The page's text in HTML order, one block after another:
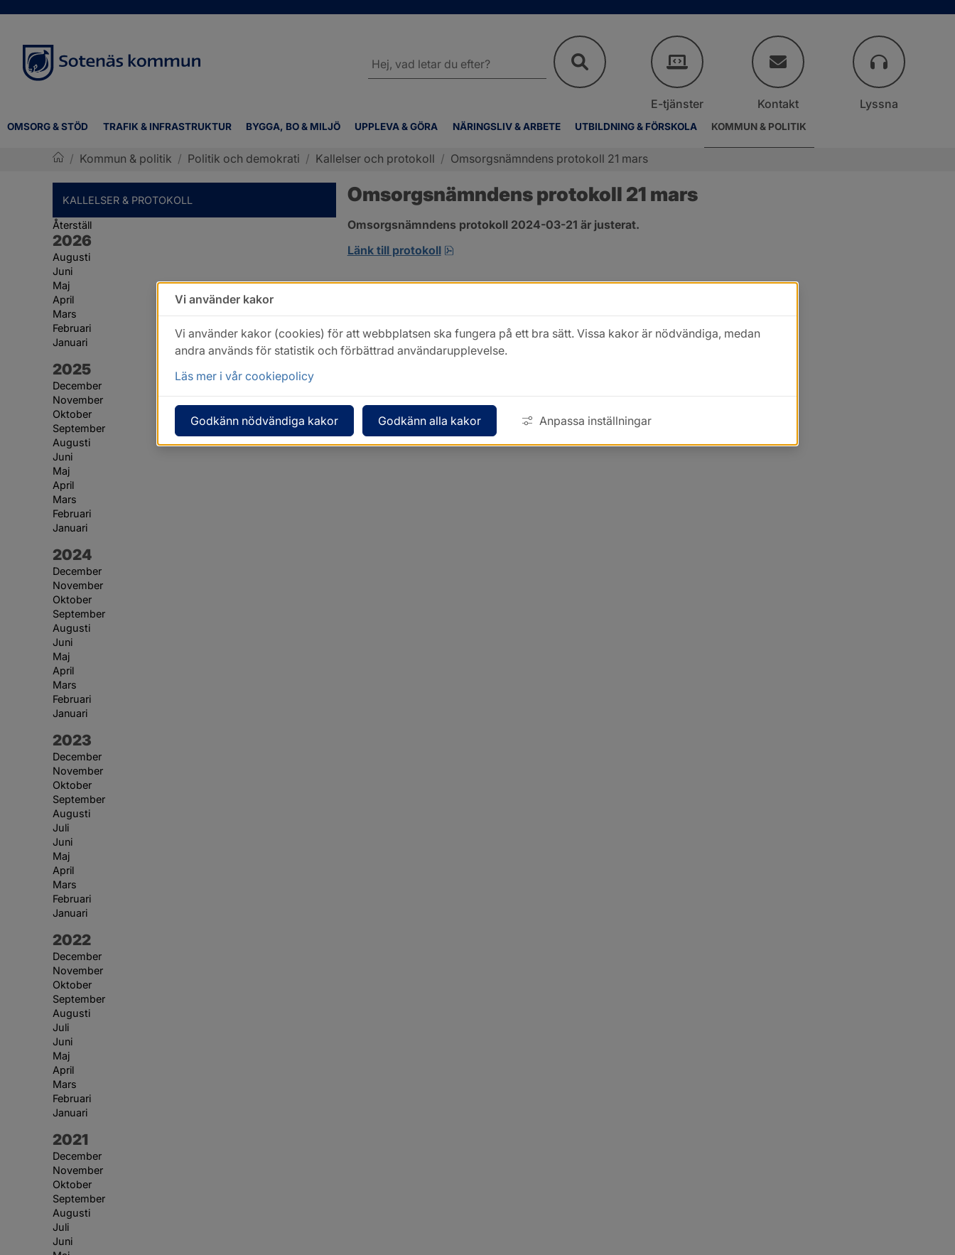
OMSORG & STÖD TRAFIK & INFRASTRUKTUR BYGGA, BO & MILJÖ UPPLEVA & GÖRA NÄRINGSLIV & ARBETE UTBILDNING & FÖRSKOLA KOMMUN & POLITIK
webbplatsen
E-tjänster Kontakt Lyssna
/ Kommun & politik / Politik och demokrati / Kallelser och protokoll / Omsorgsnämndens protokoll 21 mars
KALLELSER & PROTOKOLL
Återställ
År:
2026
Augusti
Juni
Maj
April
Mars
Februari
Januari
År:
2025
December
November
Oktober
September
Augusti
Juni
Maj
April
Mars
Februari
Januari
År:
2024
December
November
Oktober
September
Augusti
Juni
Maj
April
Mars
Februari
Januari
År:
2023
December
November
Oktober
September
Augusti
Juli
Juni
Maj
April
Mars
Februari
Januari
År:
2022
December
November
Oktober
September
Augusti
Juli
Juni
Maj
April
Mars
Februari
Januari
År:
2021
December
November
Oktober
September
Augusti
Juli
Juni
Omsorgsnämndens protokoll 21 mars
Omsorgsnämndens protokoll 2024-03-21 är justerat.
Länk till protokoll
pdf, 274.2 kB, öppnas i nytt fönster.
Vi använder kakor
Vi använder kakor (cookies) för att webbplatsen ska fungera på ett bra sätt. Vissa kakor är nödvändiga, medan
andra används för statistik och förbättrad användarupplevelse.
Läs mer i vår cookiepolicy
Godkänn nödvändiga kakor Godkänn alla kakor Anpassa inställningar